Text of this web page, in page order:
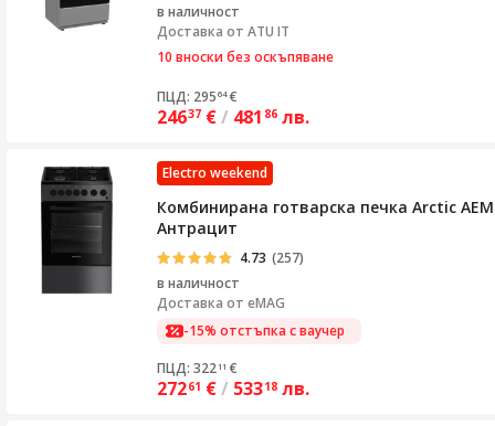
в наличност
Доставка от ATU IT
10 вноски без оскъпяване
ПЦД: 295 64 €
24637 €/ 481 86 лв.
Electro weekend
Комбинирана готварска печка Arctic
Антрацит
4.73 (257)
в наличност
Доставка от eMAG
-15% отстъпка с ваучер
ПЦД: 32211 €
27261 €/ 53318 лв.